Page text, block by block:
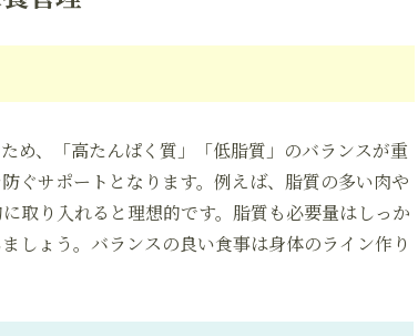
め、「高たんぱく質」「低脂質」のバランスが重
ぐサポートとなります。例えば、脂質の多い肉や
取り入れると理想的です。脂質も必要量はしっか
しょう。バランスの良い食事は身体のライン作り